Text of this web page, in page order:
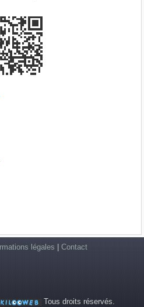
légales Contact
Tous droits réservés.